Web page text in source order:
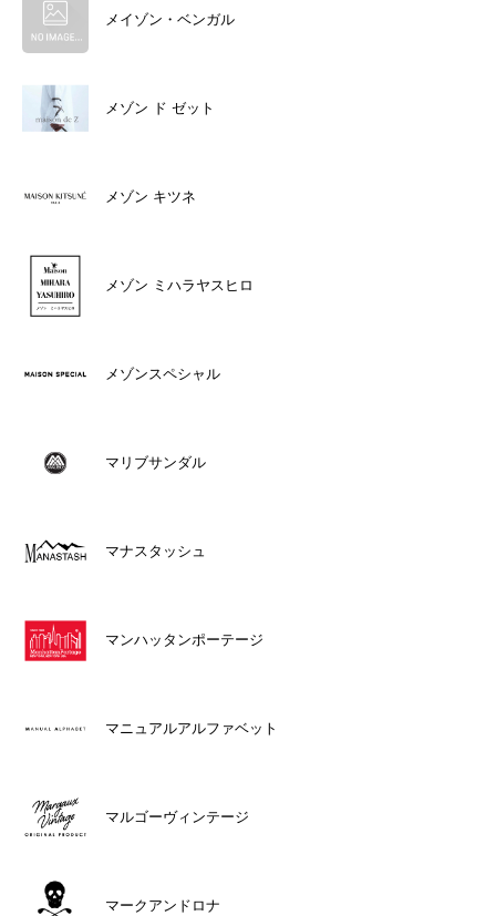
メイゾン・ベンガル
メゾン ド ゼット
メゾン キツネ
メゾン ミハラヤスヒロ
メゾンスペシャル
マリブサンダル
マナスタッシュ
マンハッタンポーテージ
マニュアルアルファベット
マルゴーヴィンテージ
マークアンドロナ